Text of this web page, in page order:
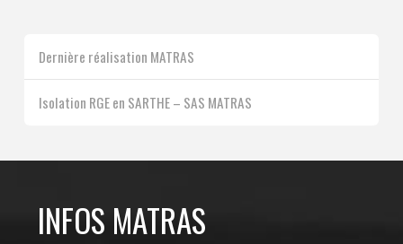
Dernière réalisation MATRAS
Isolation RGE en SARTHE – SAS MATRAS
INFOS MATRAS